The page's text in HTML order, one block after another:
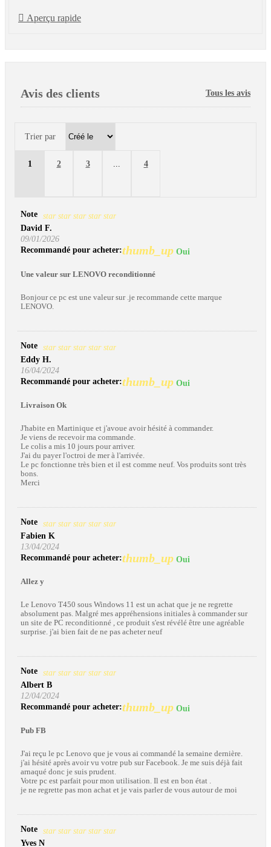
 Aperçu rapide
Avis des clients Tous les avis
Trier par
1 2 3 ... 4
Note star star star star star
David F.
09/01/2026
Recommandé pour acheter:thumb_up Oui
Une valeur sur LENOVO reconditionné
Bonjour ce pc est une valeur sur .je recommande cette marque
LENOVO.
Note star star star star star
Eddy H.
16/04/2024
Recommandé pour acheter:thumb_up Oui
Livraison Ok
J'habite en Martinique et j'avoue avoir hésité à commander.
Je viens de recevoir ma commande.
Le colis a mis 10 jours pour arriver.
J'ai du payer l'octroi de mer à l'arrivée.
Le pc fonctionne très bien et il est comme neuf. Vos produits sont très
bons.
Merci
Note star star star star star
Fabien K
13/04/2024
Recommandé pour acheter:thumb_up Oui
Allez y
Le Lenovo T450 sous Windows 11 est un achat que je ne regrette
absolument pas. Malgré mes appréhensions initiales à commander sur
un site de PC reconditionné , ce produit s'est révélé être une agréable
surprise. j'ai bien fait de ne pas acheter neuf
Note star star star star star
Albert B
12/04/2024
Recommandé pour acheter:thumb_up Oui
Pub FB
J'ai reçu le pc Lenovo que je vous ai commandé la semaine dernière.
j'ai hésité après avoir vu votre pub sur Facebook. Je me suis déjà fait
arnaqué donc je suis prudent.
Votre pc est parfait pour mon utilisation. Il est en bon état .
je ne regrette pas mon achat et je vais parler de vous autour de moi
Note star star star star star
Yves N